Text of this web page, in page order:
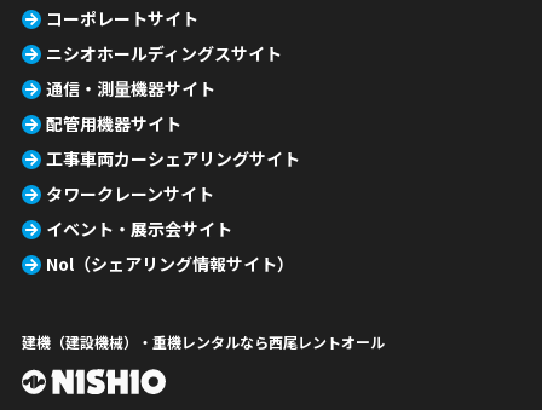
コーポレートサイト
ニシオホールディングスサイト
通信・測量機器サイト
配管用機器サイト
工事車両カーシェアリングサイト
タワークレーンサイト
イベント・展示会サイト
Nol（シェアリング情報サイト）
建機（建設機械）・重機レンタルなら西尾レントオール